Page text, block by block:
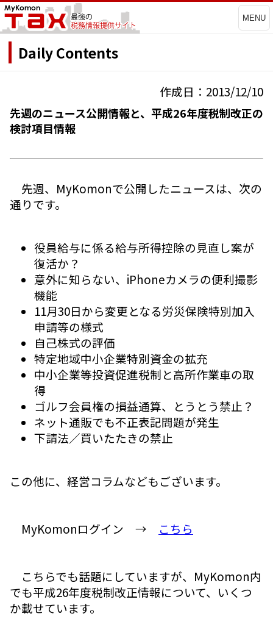
MENU
Daily Contents
作成日：2013/12/10
先週のニュース公開情報と、平成26年度税制改正の
検討項目情報
先週、MyKomonで公開したニュースは、次の
通りです。
役員給与に係る給与所得控除の見直し案が
復活か？
意外に知らない、iPhoneカメラの便利撮影
機能
11月30日から変更となる労災保険特別加入
申請等の様式
自己株式の評価
特定地域中小企業特別資金の拡充
中小企業等投資促進税制と高所作業車の取
得
ゴルフ会員権の損益通算、とうとう禁止？
ネット通販でも不正表記問題が発生
下請法／買いたたきの禁止
この他に、経営コラムなどもございます。
MyKomonログイン → こちら
こちらでも話題にしていますが、MyKomon内
でも平成26年度税制改正情報について、いくつ
か載せています。